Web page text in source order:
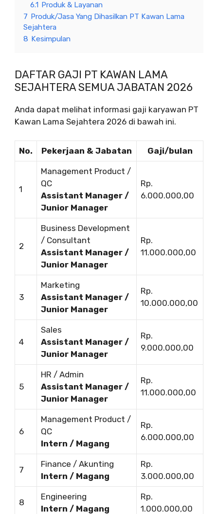
6.1 Produk & Layanan
7 Produk/Jasa Yang Dihasilkan PT Kawan Lama
Sejahtera
8 Kesimpulan
DAFTAR GAJI PT KAWAN LAMA
SEJAHTERA SEMUA JABATAN 2026
Anda dapat melihat informasi gaji karyawan PT
Kawan Lama Sejahtera 2026 di bawah ini.
No. Pekerjaan & Jabatan Gaji/bulan
1
Management Product /
QC
Assistant Manager /
Junior Manager
Rp.
6.000.000,00
2
Business Development
/ Consultant
Assistant Manager /
Junior Manager
Rp.
11.000.000,00
3
Marketing
Assistant Manager /
Junior Manager
Rp.
10.000.000,00
4
Sales
Assistant Manager /
Junior Manager
Rp.
9.000.000,00
5
HR / Admin
Assistant Manager /
Junior Manager
Rp.
11.000.000,00
6
Management Product /
QC
Intern / Magang
Rp.
6.000.000,00
7
Finance / Akunting
Intern / Magang
Rp.
3.000.000,00
8
Engineering
Intern / Magang
Rp.
1.000.000,00